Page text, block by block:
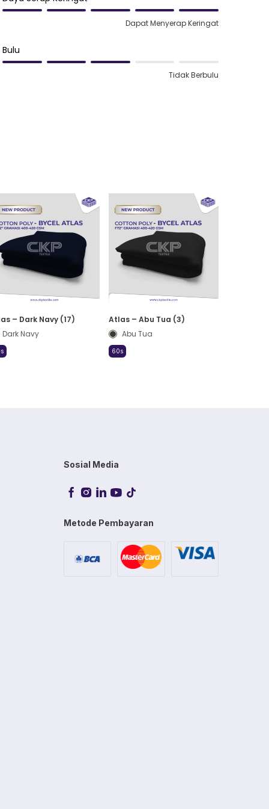
Dapat Menyerap Keringat
Bulu
Tidak Berbulu
– Dark Navy (17)
Dark Navy
Atlas – Abu Tua (3)
Abu Tua
60s
Sosial Media
Metode Pembayaran